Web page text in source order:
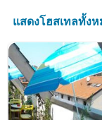
Y
แสดง
ราคา
เฉลี่ย
ของ
ห้อง
แกน
แสดง
จำนวน
วัน
ก่อน
การ
เข้า
แสดงโฮสเทลทั้ง